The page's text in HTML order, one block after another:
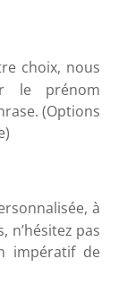
choix, nous
le prénom
(Options
à
n’hésitez pas
impératif de